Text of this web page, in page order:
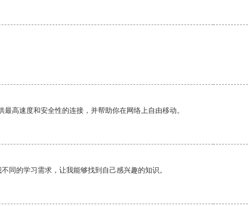
高速度和安全性的连接，并帮助你在网络上自由移动。
同的学习需求，让我能够找到自己感兴趣的知识。